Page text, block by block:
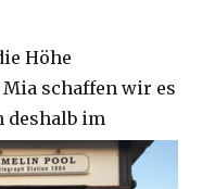
Höhe
schaffen wir es
deshalb im